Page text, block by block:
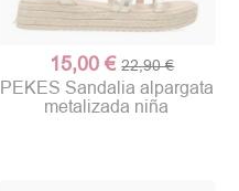
15,00 € 22,90 €
PEKES Sandalia alpargata
metalizada niña